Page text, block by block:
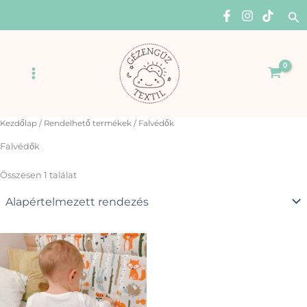
Menu
Kezdőlap / Rendelhető termékek / Falvédők
Falvédők
Összesen 1 találat
Ennek
a
terméknek
több
variációja